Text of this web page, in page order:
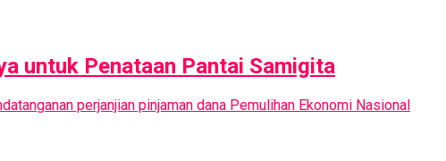
untuk Penataan Pantai Samigita
perjanjian pinjaman dana Pemulihan Ekonomi Nasional